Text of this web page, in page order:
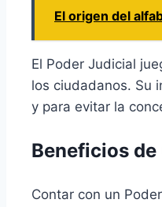
El origen del
El Poder Judicial
los ciudadanos. Su
y para evitar la
Beneficios
Contar con un